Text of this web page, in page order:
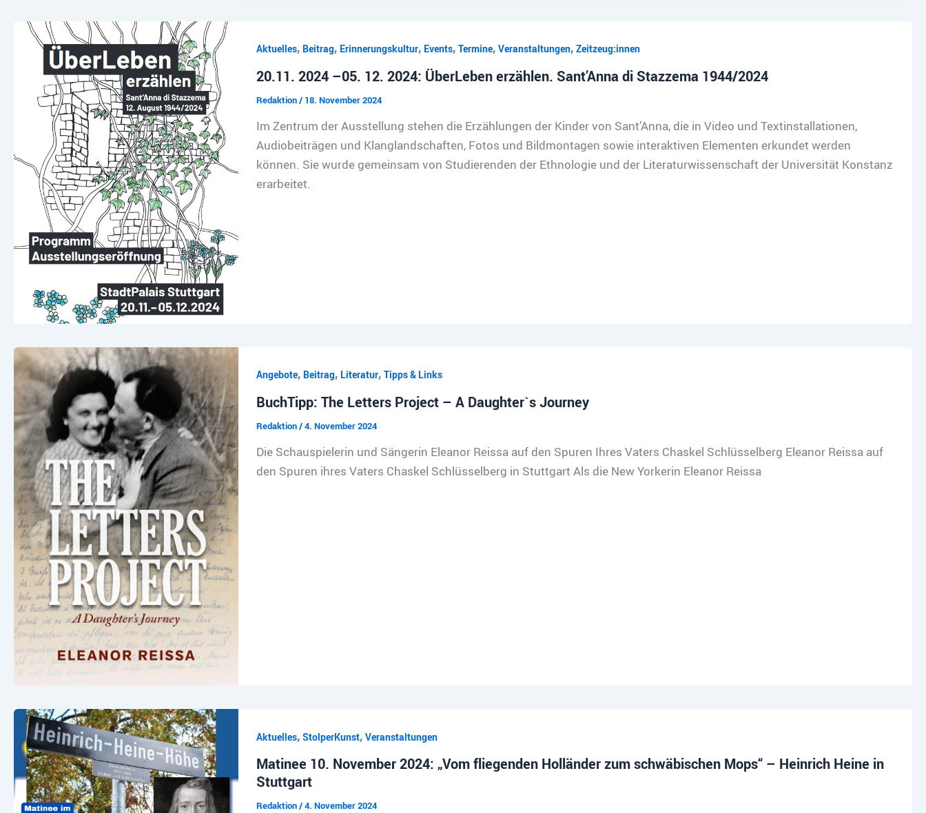
Aktuelles, Beitrag, Erinnerungskultur, Events, Termine, Veranstaltungen, Zeitzeug:innen
20.11. 2024 –05. 12. 2024: ÜberLeben erzählen. Sant’Anna di Stazzema 1944/2024
Redaktion/ 18. November 2024
Im Zentrum der Ausstellung stehen die Erzählungen der Kinder von Sant’Anna, die in Video und Textinstallationen,
Audiobeiträgen und Klanglandschaften, Fotos und Bildmontagen sowie interaktiven Elementen erkundet werden
können. Sie wurde gemeinsam von Studierenden der Ethnologie und der Literaturwissenschaft der Universität Konstanz
erarbeitet.
Angebote, Beitrag, Literatur, Tipps & Links
BuchTipp: The Letters Project – A Daughter`s Journey
Redaktion/4. November 2024
Die Schauspielerin und Sängerin Eleanor Reissa auf den Spuren Ihres Vaters Chaskel Schlüsselberg Eleanor Reissa auf
den Spuren ihres Vaters Chaskel Schlüsselberg in Stuttgart Als die New Yorkerin Eleanor Reissa
Aktuelles, StolperKunst, Veranstaltungen
Matinee 10. November 2024: „Vom fliegenden Holländer zum schwäbischen Mops“ – Heinrich Heine in
Stuttgart
Redaktion/4. November 2024